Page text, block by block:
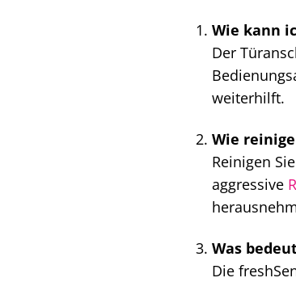
Wie kann
Der
weiterhilft.
Wie
Reinigen
aggressive
Was
Die